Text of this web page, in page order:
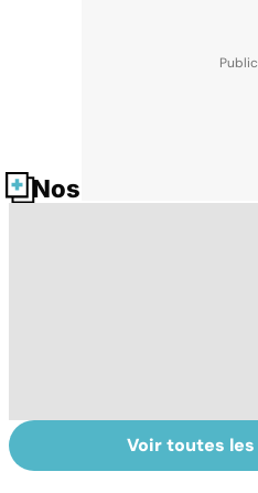
Nos fiches santé
Le paludisme, un
fléau planétaire
Voir toutes